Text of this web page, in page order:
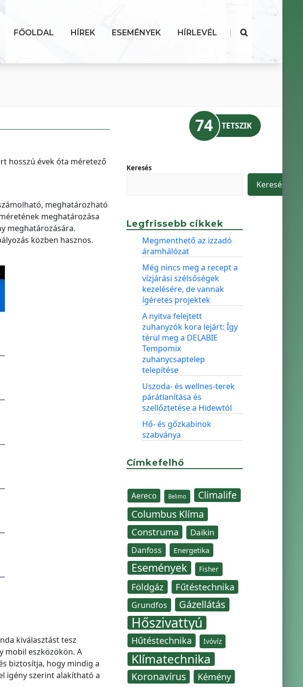
FŐOLDAL HÍREK ESEMÉNYEK HÍRLEVÉL |
hosszú évek óta méretező
meghatározható
meghatározása
meghatározására.
közben hasznos.
kiválasztást tesz
mobil eszközökön. A
biztosítja, hogy mindig a
igény szerint alakítható a
74 TETSZIK
Keresés
Keresés
Legfrissebb cikkek
Megmenthető az izzadó
áramhálózat
Még nincs meg a recept a
vízjárási szélsőségek
kezelésére, de vannak
ígéretes projektek
A nyitva felejtett
zuhanyzók kora lejárt: Így
térül meg a DELABIE
Tempomix
zuhanycsaptelep
telepítése
Uszoda- és wellnes-terek
párátlanítása és
szellőztetése a Hidewtól
Hő- és gőzkabinok
szabványa
Címkefelhő
Aereco Belimo
Climalife
Columbus Klíma
Construma Daikin
Danfoss Energetika
Események Fisher
Földgáz Fűtéstechnika
Grundfos Gázellátás
Hőszivattyú
Hűtéstechnika Ivóvíz
Klímatechnika
Koronavírus Kémény